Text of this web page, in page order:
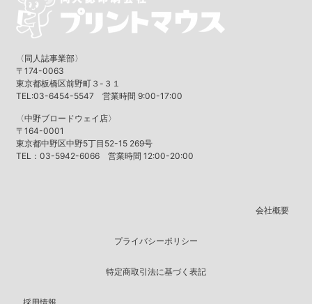
〈同人誌事業部〉
〒174-0063
東京都板橋区前野町３-３１
TEL:03-6454-5547 営業時間 9:00-17:00
〈中野ブロードウェイ店〉
〒164-0001
東京都中野区中野5丁目52-15 269号
TEL：03-5942-6066 営業時間 12:00-20:00
会社概要
プライバシーポリシー
特定商取引法に基づく表記